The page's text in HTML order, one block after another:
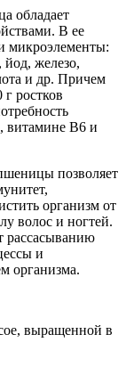
обладает
В ее
микроэлементы:
железо,
и др. Причем
ростков
витамине В6 и
позволяет
организм от
волос и ногтей.
рассасыванию
и
организма.
выращенной в